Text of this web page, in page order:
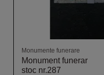
Monumente funerare
Monument funerar
stoc nr.287